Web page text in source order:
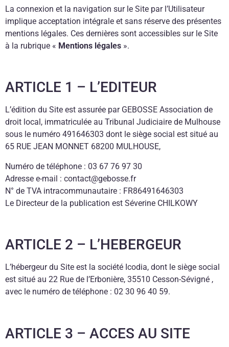
La connexion et la navigation sur le Site par l’Utilisateur
implique acceptation intégrale et sans réserve des présentes
mentions légales. Ces dernières sont accessibles sur le Site
à la rubrique « Mentions légales ».
ARTICLE 1 – L’EDITEUR
L’édition du Site est assurée par GEBOSSE Association de
droit local, immatriculée au Tribunal Judiciaire de Mulhouse
sous le numéro 491646303 dont le siège social est situé au
65 RUE JEAN MONNET 68200 MULHOUSE,
Numéro de téléphone : 03 67 76 97 30
Adresse e-mail : contact@gebosse.fr
N° de TVA intracommunautaire : FR86491646303
Le Directeur de la publication est Séverine CHILKOWY
ARTICLE 2 – L’HEBERGEUR
L’hébergeur du Site est la société Icodia, dont le siège social
est situé au 22 Rue de l’Erbonière, 35510 Cesson-Sévigné ,
avec le numéro de téléphone : 02 30 96 40 59.
ARTICLE 3 – ACCES AU SITE